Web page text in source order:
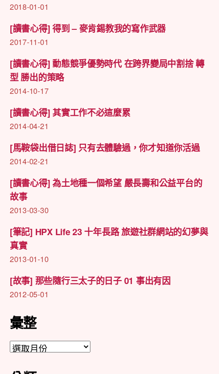
2018-01-01
[讀書心得] 得到 – 麥肯錫教我的寫作武器
2017-11-01
[讀書心得] 動態競爭優勢時代 在跨界變局中割捨 轉
型 勝出的策略
2014-10-17
[讀書心得] 其實工作不必這麼累
2014-04-21
[馬鞍袋出借日誌] 只有去體驗過，你才知道你活過
2014-02-21
[讀書心得] 為土地種一個希望 嚴長壽和公益平台的
故事
2013-03-30
[筆記] HPX Life 23 十年長路 旅遊社群網站的幻夢與
真實
2013-01-10
[故事] 那些隨行三太子的日子 01 事出有因
2012-05-01
彙整
彙